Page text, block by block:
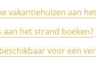
vakantiehuizen aan
aan het strand boeken?
voor een